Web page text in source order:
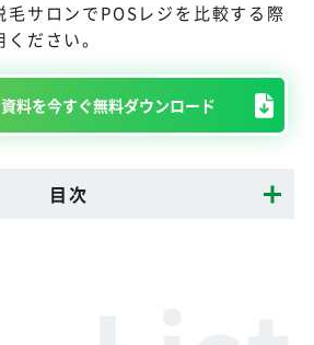
毛サロンでPOSレジを比較する際
ださい。
料を今すぐ無料ダウンロード
目次